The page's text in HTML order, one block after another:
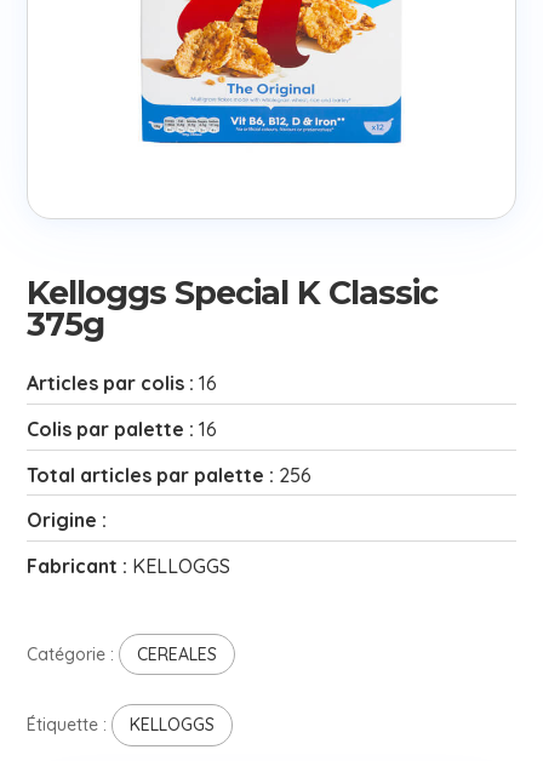
Kelloggs Special K Classic
375g
Articles par colis :16
Colis par palette :16
Total articles par palette : 256
Origine :
Fabricant : KELLOGGS
Catégorie : CEREALES
Étiquette : KELLOGGS